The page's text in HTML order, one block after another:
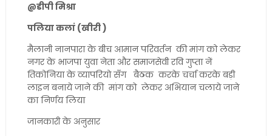
@डीपी मिश्रा
पलिया कलां (खीरी )
मैलानी नानपारा के बीच आमान परिवर्तन की मांग को लेकर
नगर के भाजपा युवा नेता और समाजसेवी रवि गुप्ता नें
तिकोनिया के व्यापरियो सँग बैठक करके चर्चा करके बड़ी
लाइन बनाये जाने की मांग को लेकर अभियान चलाये जाने
का निर्णय लिया
जानकारी के अनुसार